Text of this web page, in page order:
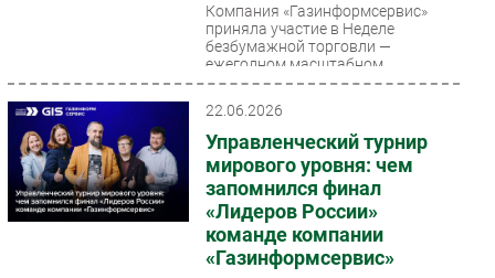
Компания «Газинформсервис»
приняла участие в Неделе
безбумажной торговли —
ежегодном масштабном
международном событии,
22.06.2026
Управленческий турнир
мирового уровня: чем
запомнился финал
«Лидеров России»
команде компании
«Газинформсервис»